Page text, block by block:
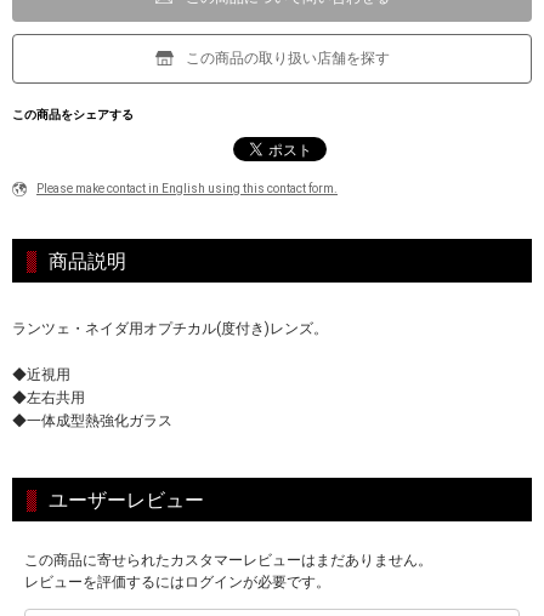
この商品の取り扱い店舗を探す
この商品をシェアする
Please make contact in English using this contact form.
商品説明
ランツェ・ネイダ用オプチカル(度付き)レンズ。
◆近視用
◆左右共用
◆一体成型熱強化ガラス
ユーザーレビュー
この商品に寄せられたカスタマーレビューはまだありません。
レビューを評価するにはログインが必要です。